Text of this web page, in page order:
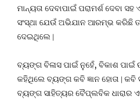
ମାନ୍ୟତା ଦେବାପାଇଁ ପରାମର୍ଶ ଦେବା
ସଂସ୍ଥା ଯେଉଁ ଅଭିଯାନ ଆରମ୍ଭ କରିଛି
ଦେଇଥିଲେ ∣
ବ୍ୟଙ୍ଗ ବିଳାସ ପାଇଁ ନୁହେଁ, ବିକାଶ
କହିଥିଲେ ବ୍ୟଙ୍ଗ କବି ଜ୍ଞାନ ହୋତା ∣ କବି
ବ୍ୟଙ୍ଗ ସାହିତ୍ୟର ବୈପ୍ଲବିକ ଧାରାର